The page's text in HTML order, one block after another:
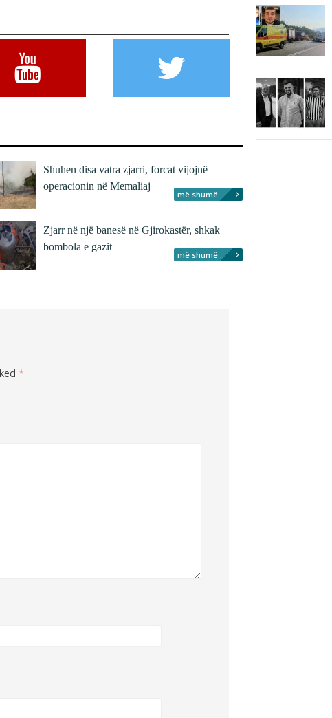
Shuhen disa vatra zjarri, forcat vijojnë
operacionin në Memaliaj
më shumë...
Zjarr në një banesë në Gjirokastër, shkak
bombola e gazit
më shumë...
*